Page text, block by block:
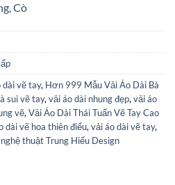
Cò
dài vẽ tay, Hơn 999 Mẫu Vải Áo Dài Bà
sui vẽ tay, vải áo dài nhung đẹp, vải áo
vẽ, Vải Áo Dài Thái Tuấn Vẽ Tay Cao
dài vẽ hoa thiên điểu, vải áo dài vẽ tay,
thuật Trung Hiếu Design